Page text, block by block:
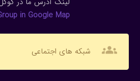
in Google Map
groups شبکه های اجتماعی